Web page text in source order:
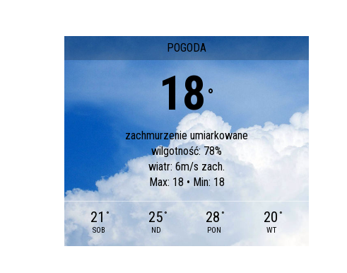
POGODA
18 °
zachmurzenie umiarkowane
wilgotność: 78%
wiatr: 6m/s zach.
Max: 18 • Min: 18
21 °
SOB
25 °
ND
28 °
PON
20 °
WT